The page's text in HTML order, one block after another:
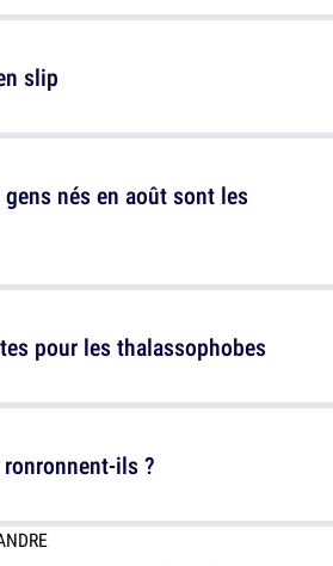
nés en août sont les
ils ?
slip
pour les thalassophobes